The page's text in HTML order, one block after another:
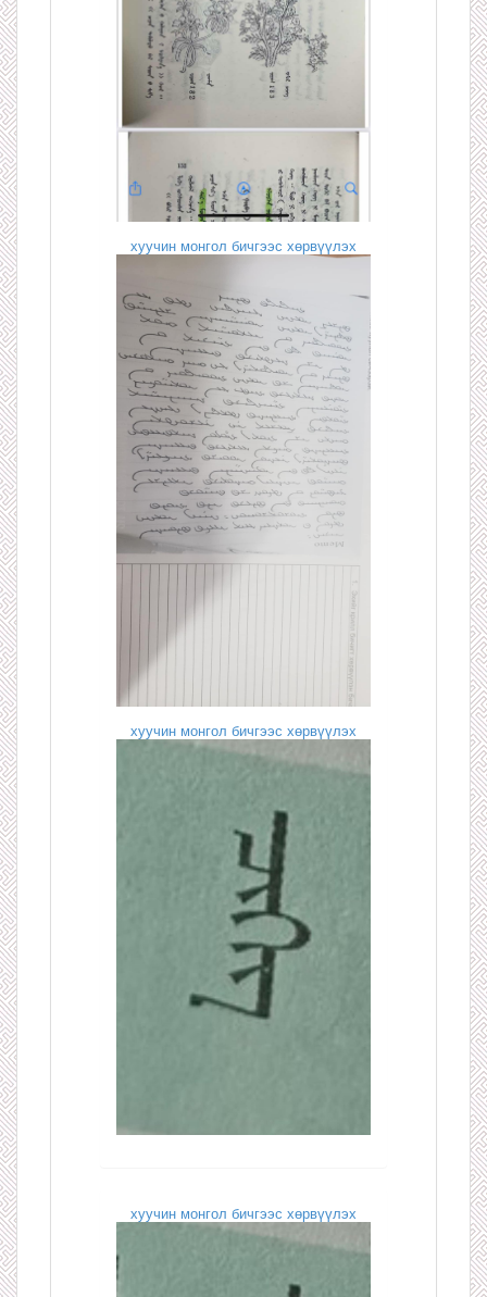
хуучин монгол бичгээс хөрвүүлэх
хуучин монгол бичгээс хөрвүүлэх
хуучин монгол бичгээс хөрвүүлэх